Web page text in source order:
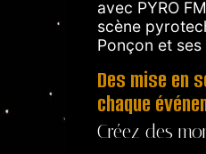
avec PYRO
scène
Ponçon et
Des mise en
chaque
Créez des